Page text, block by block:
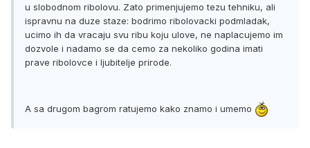
u slobodnom ribolovu. Zato primenjujemo tezu tehniku, ali
ispravnu na duze staze: bodrimo ribolovacki podmladak,
ucimo ih da vracaju svu ribu koju ulove, ne naplacujemo im
dozvole i nadamo se da cemo za nekoliko godina imati
prave ribolovce i ljubitelje prirode.
A sa drugom bagrom ratujemo kako znamo i umemo